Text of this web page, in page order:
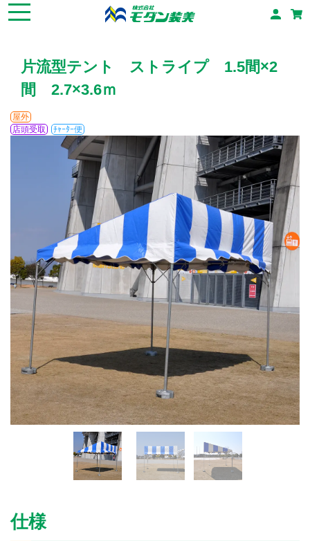
片流型テント ストライプ 1.5間×2
間 2.7×3.6ｍ
屋外
店頭受取
ﾁｬｰﾀｰ便
仕様